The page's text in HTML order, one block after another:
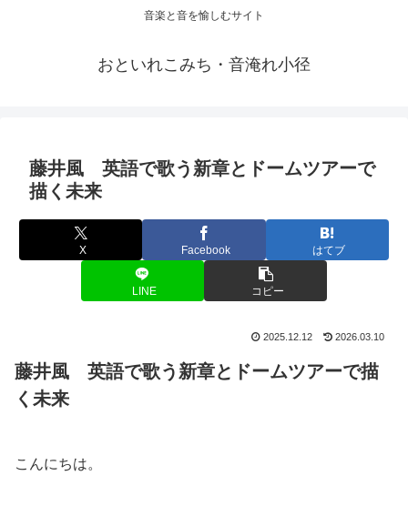
音楽と音を愉しむサイト
おといれこみち・音淹れ小径
藤井風 英語で歌う新章とドームツアーで
描く未来
X Facebook はてブ
LINE コピー
2025.12.12 2026.03.10
藤井風 英語で歌う新章とドームツアーで描
く未来
こんにちは。